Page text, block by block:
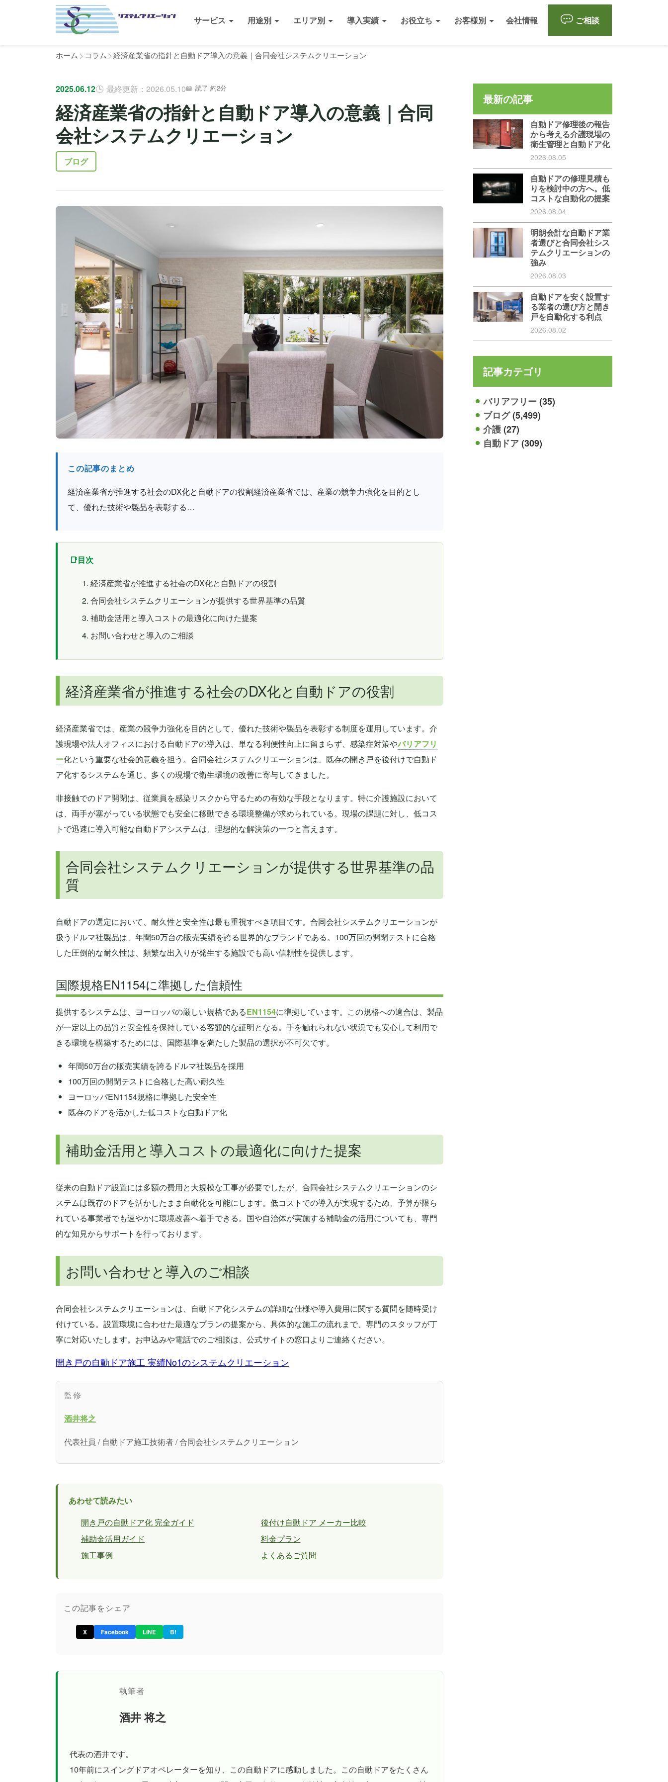
サービス 用途別 エリア別 導入実績 お役立ち お客様別 会社情報 ご相談
ホーム コラム 経済産業省の指針と自動ドア導入の意義｜合同会社システムクリエーション
2025.06.12 最終更新：2026.05.10 読了 約2分
経済産業省の指針と自動ドア導入の意義｜合同
会社システムクリエーション
ブログ
この記事のまとめ
経済産業省が推進する社会のDX化と自動ドアの役割経済産業省では、産業の競争力強化を目的とし
て、優れた技術や製品を表彰する…
目次
経済産業省が推進する社会のDX化と自動ドアの役割
合同会社システムクリエーションが提供する世界基準の品質
補助金活用と導入コストの最適化に向けた提案
お問い合わせと導入のご相談
経済産業省が推進する社会のDX化と自動ドアの役割
経済産業省では、産業の競争力強化を目的として、優れた技術や製品を表彰する制度を運用しています。介
護現場や法人オフィスにおける自動ドアの導入は、単なる利便性向上に留まらず、感染症対策やバリアフリ
ー化という重要な社会的意義を担う。合同会社システムクリエーションは、既存の開き戸を後付けで自動ド
ア化するシステムを通じ、多くの現場で衛生環境の改善に寄与してきました。
非接触でのドア開閉は、従業員を感染リスクから守るための有効な手段となります。特に介護施設において
は、両手が塞がっている状態でも安全に移動できる環境整備が求められている。現場の課題に対し、低コス
トで迅速に導入可能な自動ドアシステムは、理想的な解決策の一つと言えます。
合同会社システムクリエーションが提供する世界基準の品
質
自動ドアの選定において、耐久性と安全性は最も重視すべき項目です。合同会社システムクリエーションが
扱うドルマ社製品は、年間50万台の販売実績を誇る世界的なブランドである。100万回の開閉テストに合格
した圧倒的な耐久性は、頻繁な出入りが発生する施設でも高い信頼性を提供します。
国際規格EN1154に準拠した信頼性
提供するシステムは、ヨーロッパの厳しい規格であるEN1154に準拠しています。この規格への適合は、製品
が一定以上の品質と安全性を保持している客観的な証明となる。手を触れられない状況でも安心して利用で
きる環境を構築するためには、国際基準を満たした製品の選択が不可欠です。
年間50万台の販売実績を誇るドルマ社製品を採用
100万回の開閉テストに合格した高い耐久性
ヨーロッパEN1154規格に準拠した安全性
既存のドアを活かした低コストな自動ドア化
補助金活用と導入コストの最適化に向けた提案
従来の自動ドア設置には多額の費用と大規模な工事が必要でしたが、合同会社システムクリエーションのシ
ステムは既存のドアを活かしたまま自動化を可能にします。低コストでの導入が実現するため、予算が限ら
れている事業者でも速やかに環境改善へ着手できる。国や自治体が実施する補助金の活用についても、専門
的な知見からサポートを行っております。
お問い合わせと導入のご相談
合同会社システムクリエーションは、自動ドア化システムの詳細な仕様や導入費用に関する質問を随時受け
付けている。設置環境に合わせた最適なプランの提案から、具体的な施工の流れまで、専門のスタッフが丁
寧に対応いたします。お申込みや電話でのご相談は、公式サイトの窓口よりご連絡ください。
開き戸の自動ドア施工 実績No1のシステムクリエーション
監修
酒井将之
代表社員 / 自動ドア施工技術者 / 合同会社システムクリエーション
あわせて読みたい
開き戸の自動ドア化 完全ガイド
後付け自動ドア メーカー比較
補助金活用ガイド
料金プラン
施工事例
よくあるご質問
この記事をシェア
X Facebook LINE B!
執筆者
酒井 将之
代表の酒井です。
10年前にスイングドアオペレーターを知り、この自動ドアに感動しました。この自動ドアをたくさん
最新の記事
自動ドア修理後の報告
から考える介護現場の
衛生管理と自動ドア化
2026.08.05
自動ドアの修理見積も
りを検討中の方へ。低
コストな自動化の提案
2026.08.04
明朗会計な自動ドア業
者選びと合同会社シス
テムクリエーションの
強み
2026.08.03
自動ドアを安く設置す
る業者の選び方と開き
戸を自動化する利点
2026.08.02
記事カテゴリ
バリアフリー(35)
ブログ(5,499)
介護(27)
自動ドア(309)